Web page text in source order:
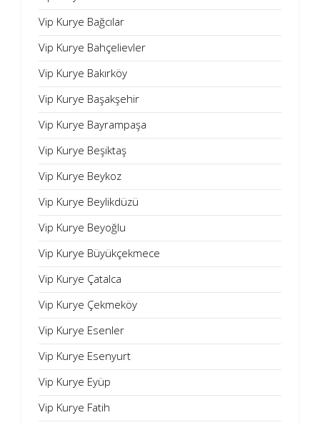
Vip Kurye Bağcılar
Vip Kurye Bahçelievler
Vip Kurye Bakırköy
Vip Kurye Başakşehir
Vip Kurye Bayrampaşa
Vip Kurye Beşiktaş
Vip Kurye Beykoz
Vip Kurye Beylikdüzü
Vip Kurye Beyoğlu
Vip Kurye Büyükçekmece
Vip Kurye Çatalca
Vip Kurye Çekmeköy
Vip Kurye Esenler
Vip Kurye Esenyurt
Vip Kurye Eyüp
Vip Kurye Fatih